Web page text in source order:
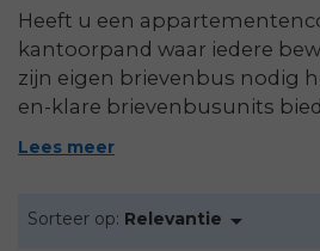
Heeft u een
kantoorpand waar iedere
zijn eigen brievenbus nodig
en-klare brievenbusunits
oplossing voor het
Lees meer
Sorteer op: Relevantie 